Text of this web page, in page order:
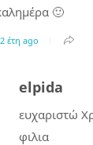
🙂
έτη ago
elpida
ευχαριστώ
φιλια